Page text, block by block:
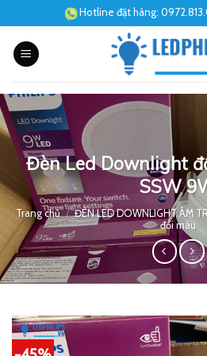
to
content
Hotline đặt hàng:
Đèn Led Downlight
SSW
Trang chủ / ĐÈN LED DOWNLIGHT ÂM
đổi màu